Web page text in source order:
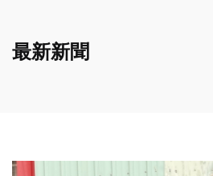
最新新聞